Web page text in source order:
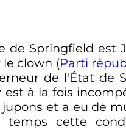
de Springfield est
clown (Parti
de l'État
est à la fois
et a eu de
cette